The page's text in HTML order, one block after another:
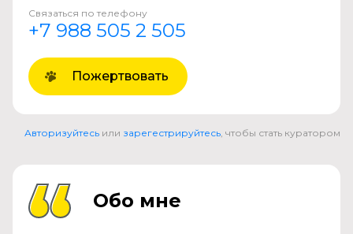
Связаться по телефону
+7 988 505 2 505
Пожертвовать
Авторизуйтесь или зарегестрируйтесь, чтобы стать куратором
Обо мне